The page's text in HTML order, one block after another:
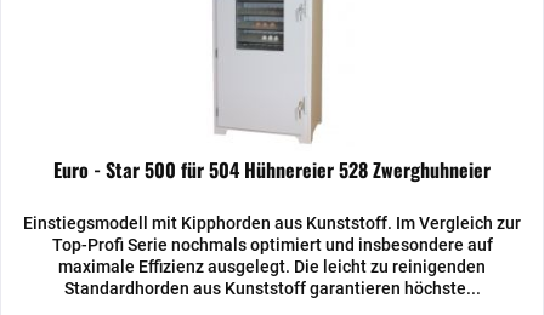
Euro - Star 500 für 504 Hühnereier 528 Zwerghuhneier
Einstiegsmodell mit Kipphorden aus Kunststoff. Im Vergleich zur
Top-Profi Serie nochmals optimiert und insbesondere auf
maximale Effizienz ausgelegt. Die leicht zu reinigenden
Standardhorden aus Kunststoff garantieren höchste...